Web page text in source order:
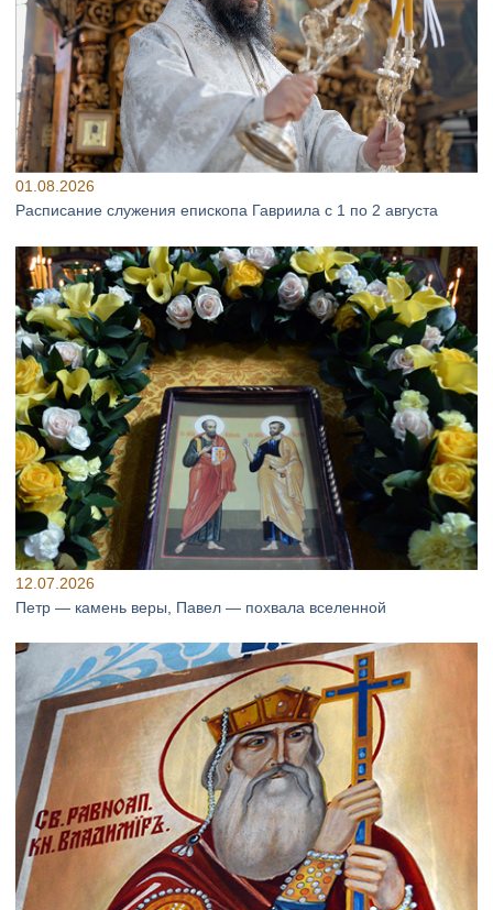
01.08.2026
Расписание служения епископа Гавриила с 1 по 2 августа
12.07.2026
Петр — камень веры, Павел — похвала вселенной